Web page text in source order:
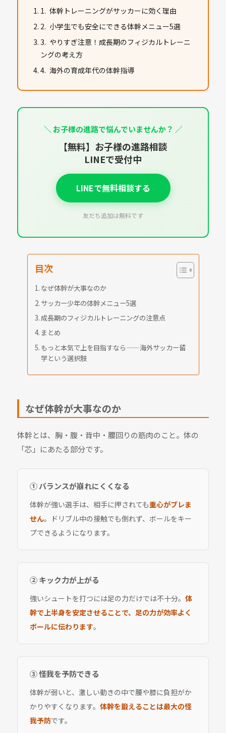
体幹トレーニングがサッカーに効く理由
小学生でも安全にできる体幹メニュー5選
やりすぎ注意！成長期のフィジカルトレーニ
ングの考え方
海外の育成年代の体幹指導
＼ お子様の進路で悩んでいませんか？ ／
【無料】お子様の進路相談
LINEで受付中
LINEで無料相談する
友だち追加は無料です
目次
なぜ体幹が大事なのか
サッカー少年の体幹メニュー5選
成長期のフィジカルトレーニングの注意点
まとめ
もっと本気で上を目指すなら——海外サッカー留
学という選択肢
なぜ体幹が大事なのか
体幹とは、胸・腹・背中・腰回りの筋肉のこと。体の
「芯」にあたる部分です。
① バランスが崩れにくくなる
体幹が強い選手は、相手に押されても重心がブレま
せん。ドリブル中の接触でも倒れず、ボールをキー
プできるようになります。
② キック力が上がる
強いシュートを打つには足の力だけでは不十分。体
幹で上半身を安定させることで、足の力が効率よく
ボールに伝わります。
③ 怪我を予防できる
体幹が弱いと、激しい動きの中で腰や膝に負担がか
かりやすくなります。体幹を鍛えることは最大の怪
我予防です。